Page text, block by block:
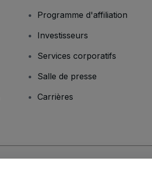
Programme d'affiliation
Investisseurs
Services corporatifs
Salle de presse
Carrières